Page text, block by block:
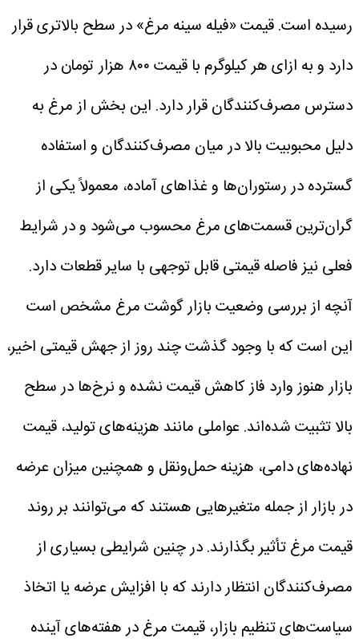
رسیده است.قیمت «فیله سینه مرغ» در سطح بالاتری قرار
دارد و به ازای هر کیلوگرم با قیمت ۸۰۰ هزار تومان در
دسترس مصرف‌کنندگان قرار دارد. این بخش از مرغ به
دلیل محبوبیت بالا در میان مصرف‌کنندگان و استفاده
گسترده در رستوران‌ها و غذاهای آماده، معمولاً یکی از
گران‌ترین قسمت‌های مرغ محسوب می‌شود و در شرایط
فعلی نیز فاصله قیمتی قابل توجهی با سایر قطعات دارد.
آنچه از بررسی وضعیت بازار گوشت مرغ مشخص است
این است که با وجود گذشت چند روز از جهش قیمتی اخیر،
بازار هنوز وارد فاز کاهش قیمت نشده و نرخ‌ها در سطح
بالا تثبیت شده‌اند. عواملی مانند هزینه‌های تولید، قیمت
نهاده‌های دامی، هزینه حمل‌ونقل و همچنین میزان عرضه
در بازار از جمله متغیرهایی هستند که می‌توانند بر روند
قیمت مرغ تأثیر بگذارند.در چنین شرایطی بسیاری از
مصرف‌کنندگان انتظار دارند که با افزایش عرضه یا اتخاذ
سیاست‌های تنظیم بازار، قیمت مرغ در هفته‌های آینده